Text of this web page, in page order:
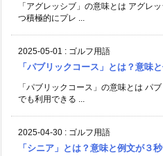
「アグレッシブ」の意味とは アグレ
つ積極的にプレ ...
2025-05-01 : ゴルフ用語
「パブリックコース」とは？意味
「パブリックコース」の意味とは パ
でも利用できる ...
2025-04-30 : ゴルフ用語
「シニア」とは？意味と例文が３